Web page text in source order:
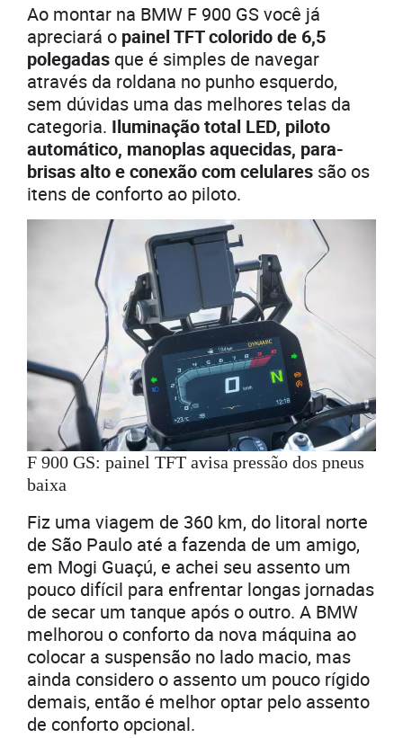
Ao montar na BMW F 900 GS você já
apreciará o painel TFT colorido de 6,5
polegadas que é simples de navegar
através da roldana no punho esquerdo,
sem dúvidas uma das melhores telas da
categoria. Iluminação total LED, piloto
automático, manoplas aquecidas, para-
brisas alto e conexão com celulares são os
itens de conforto ao piloto.
F 900 GS: painel TFT avisa pressão dos pneus
baixa
Fiz uma viagem de 360 km, do litoral norte
de São Paulo até a fazenda de um amigo,
em Mogi Guaçú, e achei seu assento um
pouco difícil para enfrentar longas jornadas
de secar um tanque após o outro. A BMW
melhorou o conforto da nova máquina ao
colocar a suspensão no lado macio, mas
ainda considero o assento um pouco rígido
demais, então é melhor optar pelo assento
de conforto opcional.